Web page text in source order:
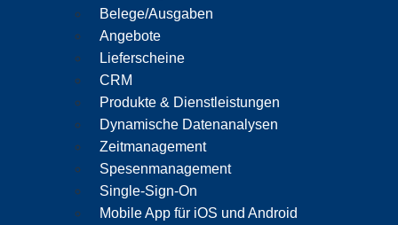
Belege/Ausgaben
Angebote
Lieferscheine
CRM
Produkte & Dienstleistungen
Dynamische Datenanalysen
Zeitmanagement
Spesenmanagement
Single-Sign-On
Mobile App für iOS und Android